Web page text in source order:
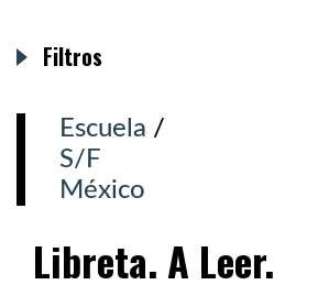
Escuela /
S/F
México
Libreta. A Leer.
Filtros